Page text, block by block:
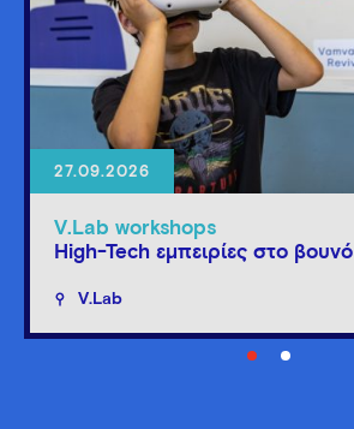
27.09.2026
V.Lab workshops
High-Tech εμπειρίες στο βουνό
V.Lab